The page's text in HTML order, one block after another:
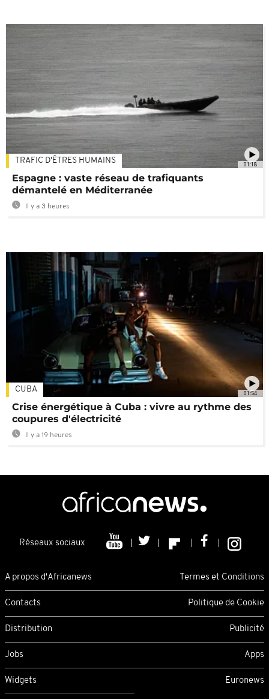
01:18
TRAFIC D'ÊTRES HUMAINS
Espagne : vaste réseau de trafiquants
démantelé en Méditerranée
Il y a 3 heures
01:54
CUBA
Crise énergétique à Cuba : vivre au rythme des
coupures d'électricité
Il y a 19 heures
Réseaux sociaux
A propos d'Africanews Termes et Conditions
Contacts Politique de Cookie
Distribution Publicité
Jobs Apps
Widgets Euronews